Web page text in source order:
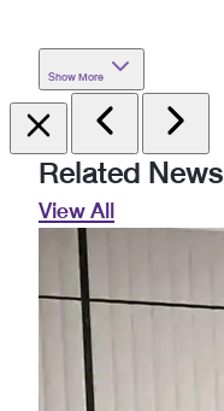
Show More
Related News
View All